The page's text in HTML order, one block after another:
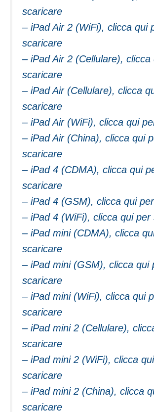
scaricare
– iPad Air 2 (WiFi), clicca qui
scaricare
– iPad Air 2 (Cellulare), clicca
scaricare
– iPad Air (Cellulare), clicca
scaricare
– iPad Air (WiFi), clicca qui
– iPad Air (China), clicca qui
scaricare
– iPad 4 (CDMA), clicca qui
scaricare
– iPad 4 (GSM), clicca qui
– iPad 4 (WiFi), clicca qui per
– iPad mini (CDMA), clicca
scaricare
– iPad mini (GSM), clicca qui
scaricare
– iPad mini (WiFi), clicca qui
scaricare
– iPad mini 2 (Cellulare),
scaricare
– iPad mini 2 (WiFi), clicca
scaricare
– iPad mini 2 (China), clicca
scaricare